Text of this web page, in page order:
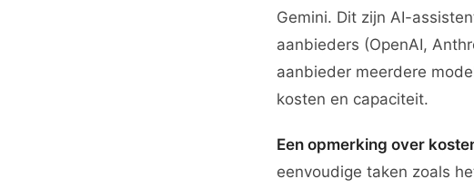
Gemini. Dit zijn AI-
aanbieders (OpenAI,
aanbieder meerdere
kosten en capaciteit.
Een opmerking over
eenvoudige taken zoals